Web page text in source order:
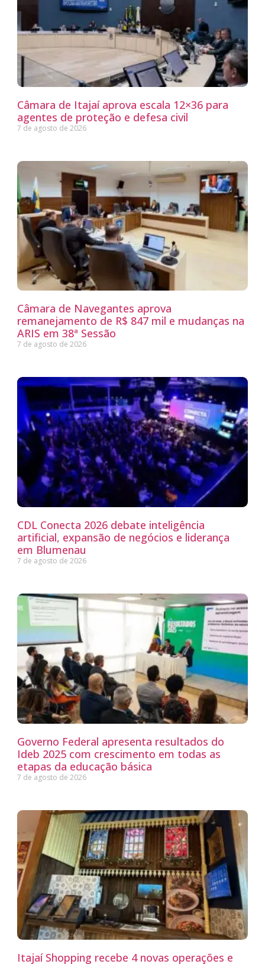
Câmara de Itajaí aprova escala 12×36 para
agentes de proteção e defesa civil
7 de agosto de 2026
Câmara de Navegantes aprova
remanejamento de R$ 847 mil e mudanças na
ARIS em 38ª Sessão
7 de agosto de 2026
CDL Conecta 2026 debate inteligência
artificial, expansão de negócios e liderança
em Blumenau
7 de agosto de 2026
Governo Federal apresenta resultados do
Ideb 2025 com crescimento em todas as
etapas da educação básica
7 de agosto de 2026
Itajaí Shopping recebe 4 novas operações e